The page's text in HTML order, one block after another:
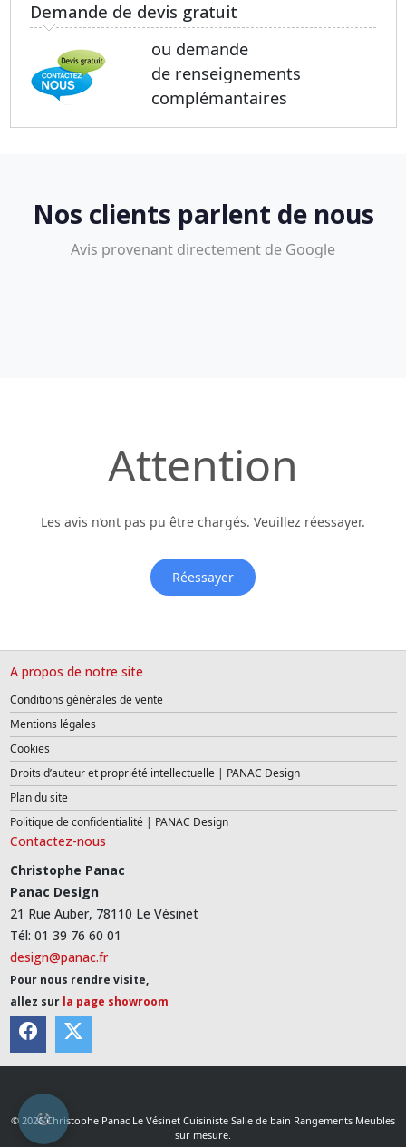
Demande de devis gratuit
ou demande
de renseignements
complémantaires
Nos clients parlent de nous
Avis provenant directement de Google
Attention
Les avis n’ont pas pu être chargés. Veuillez réessayer.
Réessayer
A propos de notre site
Conditions générales de vente
Mentions légales
Cookies
Droits d’auteur et propriété intellectuelle | PANAC Design
Plan du site
Politique de confidentialité | PANAC Design
Contactez-nous
Christophe Panac
Panac Design
21 Rue Auber, 78110 Le Vésinet
Tél: 01 39 76 60 01
design@panac.fr
Pour nous rendre visite,
allez sur la page showroom
© 2026 Christophe Panac Le Vésinet Cuisiniste Salle de bain Rangements Meubles
sur mesure.